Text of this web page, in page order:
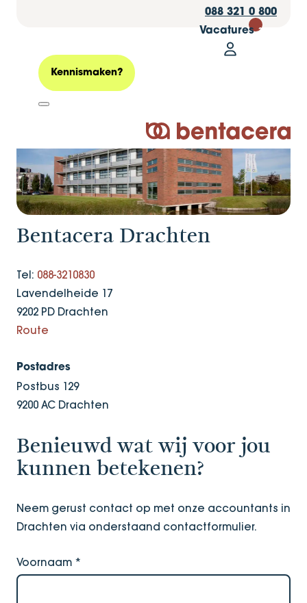
088 321 0 800
Vacatures 30
Mijn
Logo Bentacera
Kennismaken?
Bentacera Drachten
Tel: 088-3210830
Lavendelheide 17
9202 PD Drachten
Route
Postadres
Postbus 129
9200 AC Drachten
Benieuwd wat wij voor jou
kunnen betekenen?
Neem gerust contact op met onze accountants in
Drachten via onderstaand contactformulier.
Voornaam *